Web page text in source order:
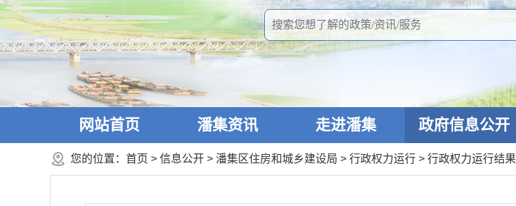
网站首页 潘集资讯 走进潘集 政府信息公开
您的位置： 首页 > 信息公开 > 潘集区住房和城乡建设局 > 行政权力运行 > 行政权力运行结果